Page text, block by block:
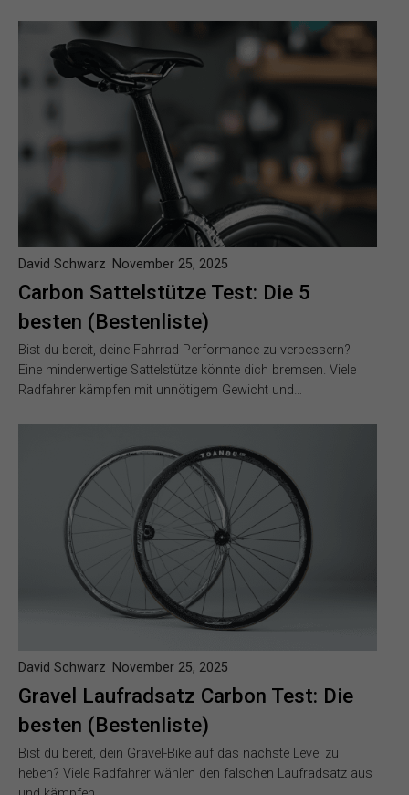
Carbon Sattelstütze Test: Die 5
besten (Bestenliste)
David Schwarz November 25, 2025
Bist du bereit, deine Fahrrad-Performance zu verbessern?
Eine minderwertige Sattelstütze könnte dich bremsen. Viele
Radfahrer kämpfen mit unnötigem Gewicht und…
Gravel Laufradsatz Carbon Test: Die
besten (Bestenliste)
David Schwarz November 25, 2025
Bist du bereit, dein Gravel-Bike auf das nächste Level zu
heben? Viele Radfahrer wählen den falschen Laufradsatz aus